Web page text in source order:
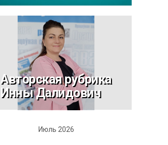
Авторская рубрика
Инны Далидович
Июль 2026